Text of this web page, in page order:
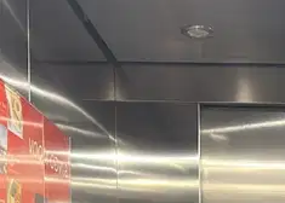
3. Sofia Musso
Nuovo
Palermo, 90141
a 1,7 km di distanza